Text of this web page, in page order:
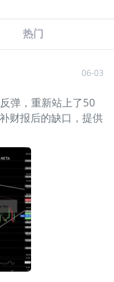
热门
06-03
弹，重新站上了50
财报后的缺口，提供